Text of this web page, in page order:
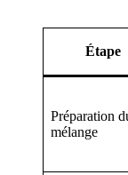
Étape
Préparation
mélange